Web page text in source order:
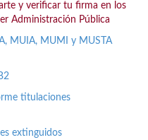
y verificar tu firma en los
Administración Pública
MUIA, MUMI y MUSTA
titulaciones
extinguidos